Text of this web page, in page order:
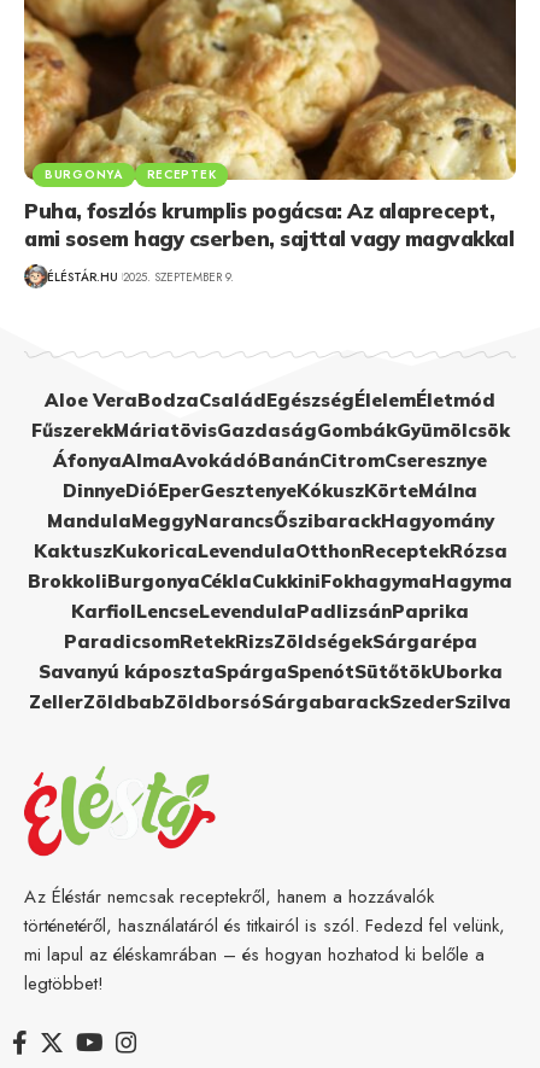
BURGONYA RECEPTEK
Puha, foszlós krumplis pogácsa: Az alaprecept,
ami sosem hagy cserben, sajttal vagy magvakkal
ÉLÉSTÁR.HU 2025. SZEPTEMBER 9.
Aloe VeraBodzaCsaládEgészségÉlelemÉletmód
FűszerekMáriatövisGazdaságGombákGyümölcsök
ÁfonyaAlmaAvokádóBanánCitromCseresznye
DinnyeDióEperGesztenyeKókuszKörteMálna
MandulaMeggyNarancsŐszibarackHagyomány
KaktuszKukoricaLevendulaOtthonReceptekRózsa
BrokkoliBurgonyaCéklaCukkiniFokhagymaHagyma
KarfiolLencseLevendulaPadlizsánPaprika
ParadicsomRetekRizsZöldségekSárgarépa
Savanyú káposztaSpárgaSpenótSütőtökUborka
ZellerZöldbabZöldborsóSárgabarackSzederSzilva
Az Éléstár nemcsak receptekről, hanem a hozzávalók
történetéről, használatáról és titkairól is szól. Fedezd fel velünk,
mi lapul az éléskamrában – és hogyan hozhatod ki belőle a
legtöbbet!